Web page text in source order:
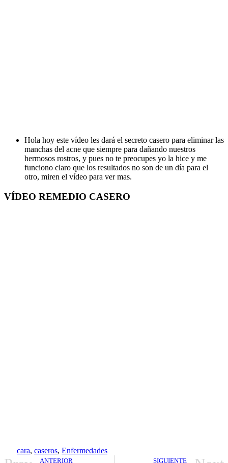
Hola hoy este vídeo les dará el secreto casero para eliminar las
manchas del acne que siempre para dañando nuestros
hermosos rostros, y pues no te preocupes yo la hice y me
funciono claro que los resultados no son de un día para el
otro, miren el vídeo para ver mas.
VÍDEO REMEDIO CASERO
cara, caseros, Enfermedades
ANTERIOR SIGUIENTE